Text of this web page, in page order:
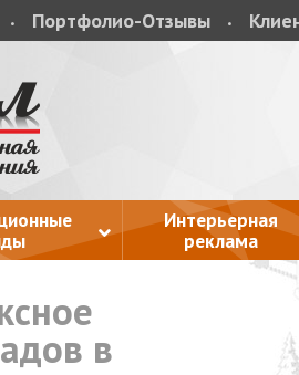
Портфолио-Отзывы
Интерьерная
реклама
в